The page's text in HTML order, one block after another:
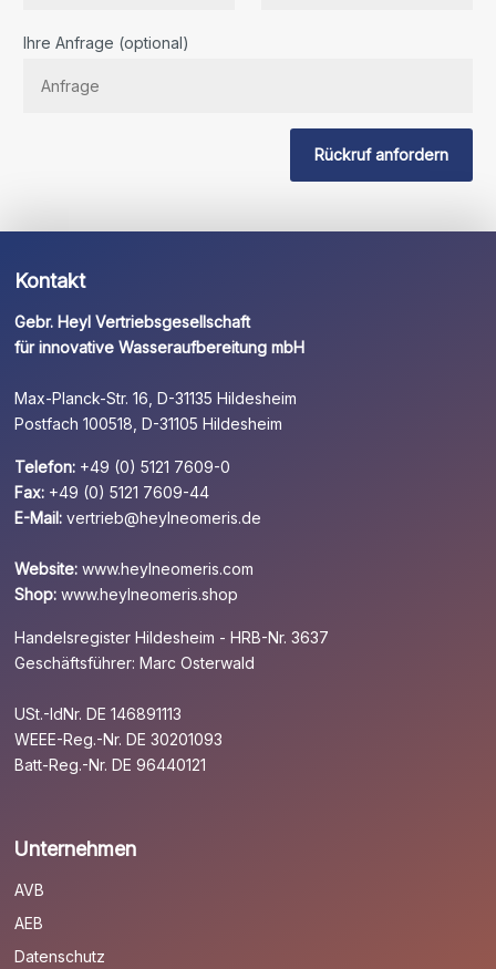
Sie
Ihre Anfrage (optional)
Rückruf anfordern
Kontakt
Gebr. Heyl Vertriebsgesellschaft
für innovative Wasseraufbereitung mbH
Max-Planck-Str. 16, D-31135 Hildesheim
Postfach 100518, D-31105 Hildesheim
Telefon: +49 (0) 5121 7609-0
Fax: +49 (0) 5121 7609-44
E-Mail: vertrieb@heylneomeris.de
Website: www.heylneomeris.com
Shop: www.heylneomeris.shop
Handelsregister Hildesheim - HRB-Nr. 3637
Geschäftsführer: Marc Osterwald
USt.-IdNr. DE 146891113
WEEE-Reg.-Nr. DE 30201093
Batt-Reg.-Nr. DE 96440121
Unternehmen
AVB
AEB
Datenschutz